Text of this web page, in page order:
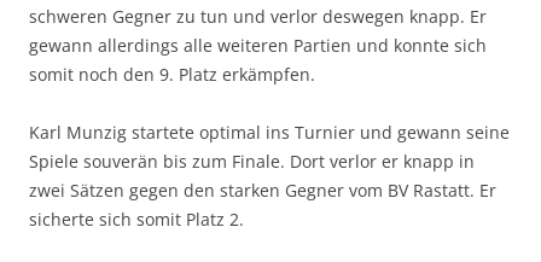
schweren Gegner zu tun und verlor deswegen knapp. Er
gewann allerdings alle weiteren Partien und konnte sich
somit noch den 9. Platz erkämpfen.
Karl Munzig startete optimal ins Turnier und gewann seine
Spiele souverän bis zum Finale. Dort verlor er knapp in
zwei Sätzen gegen den starken Gegner vom BV Rastatt. Er
sicherte sich somit Platz 2.